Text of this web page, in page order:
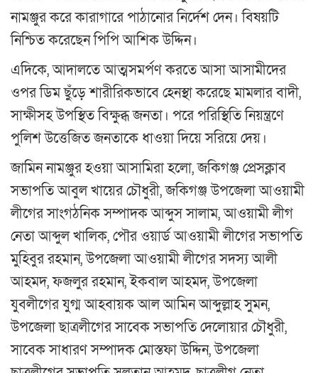
নামঞ্জুর করে কারাগারে পাঠানোর নির্দেশ দেন। বিষয়টি
নিশ্চিত করেছেন পিপি আশিক উদ্দিন।
এদিকে, আদালতে আত্মসমর্পণ করতে আসা আসামীদের
ওপর ডিম ছুঁড়ে শারীরিকভাবে হেনস্থা করেছে মামলার বাদী,
সাক্ষীসহ উপস্থিত বিক্ষুব্ধ জনতা। পরে পরিস্থিতি নিয়ন্ত্রণে
পুলিশ উত্তেজিত জনতাকে ধাওয়া দিয়ে সরিয়ে দেয়।
জামিন নামঞ্জুর হওয়া আসামিরা হলো, জকিগঞ্জ প্রেসক্লাব
সভাপতি আবুল খায়ের চৌধুরী, জকিগঞ্জ উপজেলা আওয়ামী
লীগের সাংগঠনিক সম্পাদক আব্দুস সালাম, আওয়ামী লীগ
নেতা আব্দুল খালিক, পৌর ওয়ার্ড আওয়ামী লীগের সভাপতি
মুহিবুর রহমান, উপজেলা আওয়ামী লীগের সদস্য আলী
আহমদ, ফজলুর রহমান, ইকবাল আহমদ, উপজেলা
যুবলীগের যুগ্ম আহবায়ক আল আমিন আব্দুল্লাহ সুমন,
উপজেলা ছাত্রলীগের সাবেক সভাপতি দেলোয়ার চৌধুরী,
সাবেক সাধারণ সম্পাদক মোস্তফা উদ্দিন, উপজেলা